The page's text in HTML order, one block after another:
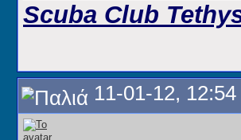
Scuba Club
11-01-12, 12:54